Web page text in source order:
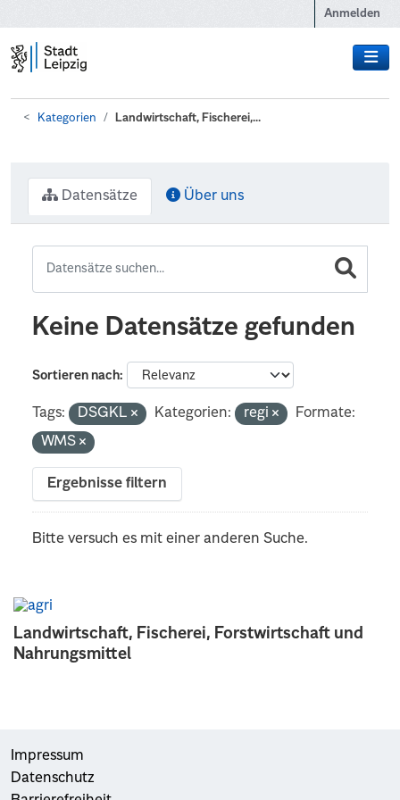
Anmelden
Kategorien Landwirtschaft, Fischerei,...
Landwirtschaft, Fischerei, Forstwirtschaft und
Nahrungsmittel
Datensätze Über uns
Keine Datensätze gefunden
Sortieren nach
Tags: DSGKL Kategorien: regi
Formate:
WMS
Ergebnisse filtern
Bitte versuch es mit einer anderen Suche.
Impressum
Datenschutz